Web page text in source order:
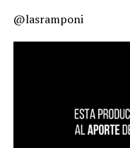
@lasramponi